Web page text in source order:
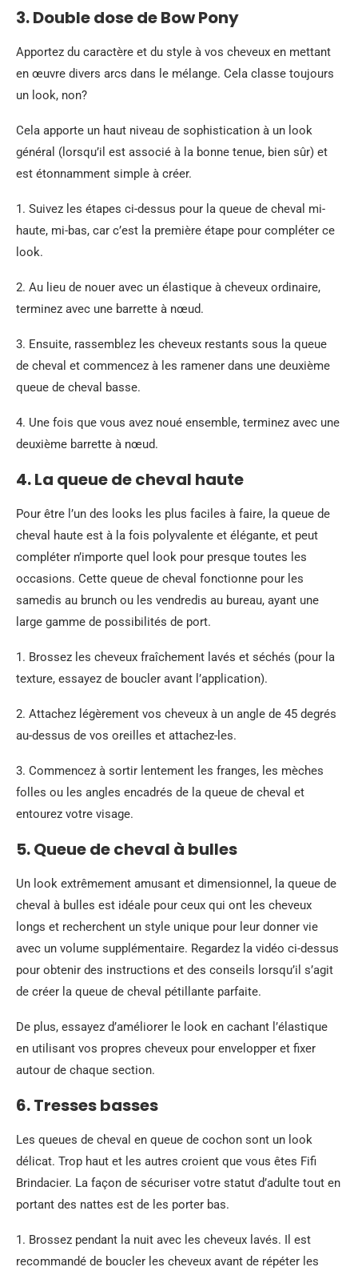
3. Double dose de Bow Pony
Apportez du caractère et du style à vos cheveux en mettant
en œuvre divers arcs dans le mélange. Cela classe toujours
un look, non?
Cela apporte un haut niveau de sophistication à un look
général (lorsqu’il est associé à la bonne tenue, bien sûr) et
est étonnamment simple à créer.
1. Suivez les étapes ci-dessus pour la queue de cheval mi-
haute, mi-bas, car c’est la première étape pour compléter ce
look.
2. Au lieu de nouer avec un élastique à cheveux ordinaire,
terminez avec une barrette à nœud.
3. Ensuite, rassemblez les cheveux restants sous la queue
de cheval et commencez à les ramener dans une deuxième
queue de cheval basse.
4. Une fois que vous avez noué ensemble, terminez avec une
deuxième barrette à nœud.
4. La queue de cheval haute
Pour être l’un des looks les plus faciles à faire, la queue de
cheval haute est à la fois polyvalente et élégante, et peut
compléter n’importe quel look pour presque toutes les
occasions. Cette queue de cheval fonctionne pour les
samedis au brunch ou les vendredis au bureau, ayant une
large gamme de possibilités de port.
1. Brossez les cheveux fraîchement lavés et séchés (pour la
texture, essayez de boucler avant l’application).
2. Attachez légèrement vos cheveux à un angle de 45 degrés
au-dessus de vos oreilles et attachez-les.
3. Commencez à sortir lentement les franges, les mèches
folles ou les angles encadrés de la queue de cheval et
entourez votre visage.
5. Queue de cheval à bulles
Un look extrêmement amusant et dimensionnel, la queue de
cheval à bulles est idéale pour ceux qui ont les cheveux
longs et recherchent un style unique pour leur donner vie
avec un volume supplémentaire. Regardez la vidéo ci-dessus
pour obtenir des instructions et des conseils lorsqu’il s’agit
de créer la queue de cheval pétillante parfaite.
De plus, essayez d’améliorer le look en cachant l’élastique
en utilisant vos propres cheveux pour envelopper et fixer
autour de chaque section.
6. Tresses basses
Les queues de cheval en queue de cochon sont un look
délicat. Trop haut et les autres croient que vous êtes Fifi
Brindacier. La façon de sécuriser votre statut d’adulte tout en
portant des nattes est de les porter bas.
1. Brossez pendant la nuit avec les cheveux lavés. Il est
recommandé de boucler les cheveux avant de répéter les